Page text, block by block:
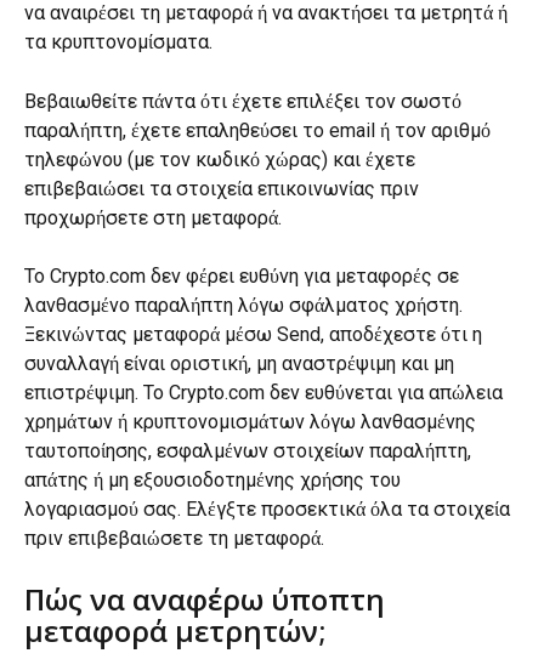
να αναιρέσει τη μεταφορά ή να ανακτήσει τα μετρητά ή
τα κρυπτονομίσματα.
Βεβαιωθείτε πάντα ότι έχετε επιλέξει τον σωστό
παραλήπτη, έχετε επαληθεύσει το email ή τον αριθμό
τηλεφώνου (με τον κωδικό χώρας) και έχετε
επιβεβαιώσει τα στοιχεία επικοινωνίας πριν
προχωρήσετε στη μεταφορά.
Το Crypto.com δεν φέρει ευθύνη για μεταφορές σε
λανθασμένο παραλήπτη λόγω σφάλματος χρήστη.
Ξεκινώντας μεταφορά μέσω Send, αποδέχεστε ότι η
συναλλαγή είναι οριστική, μη αναστρέψιμη και μη
επιστρέψιμη. Το Crypto.com δεν ευθύνεται για απώλεια
χρημάτων ή κρυπτονομισμάτων λόγω λανθασμένης
ταυτοποίησης, εσφαλμένων στοιχείων παραλήπτη,
απάτης ή μη εξουσιοδοτημένης χρήσης του
λογαριασμού σας. Ελέγξτε προσεκτικά όλα τα στοιχεία
πριν επιβεβαιώσετε τη μεταφορά.
Πώς να αναφέρω ύποπτη
μεταφορά μετρητών;